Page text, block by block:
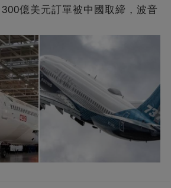
億美元訂單被中國取締，波音